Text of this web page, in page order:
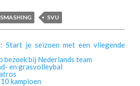
SMASHING SVU
Start je seizoen met een vliegende
bij Nederlands team
en grasvolleybal
kampioen